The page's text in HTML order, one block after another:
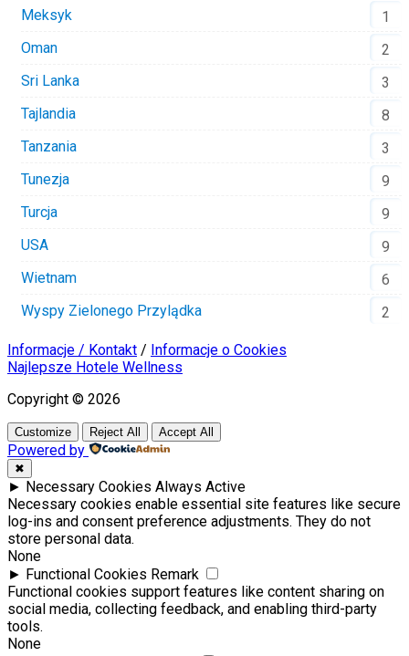
Meksyk
1
Oman
2
Sri Lanka
3
Tajlandia
8
Tanzania
3
Tunezja
9
Turcja
9
USA
9
Wietnam
6
Wyspy Zielonego Przylądka
2
Informacje / Kontakt / Informacje o Cookies
Najlepsze Hotele Wellness
Copyright © 2026
Customize Reject All Accept All
Powered by
✖
► Necessary Cookies Always Active
Necessary cookies enable essential site features like secure
log-ins and consent preference adjustments. They do not
store personal data.
None
► Functional Cookies Remark
Functional cookies support features like content sharing on
social media, collecting feedback, and enabling third-party
tools.
None